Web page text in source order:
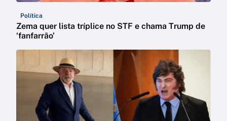
Política
Zema quer lista tríplice no STF e chama Trump de
‘fanfarrão’